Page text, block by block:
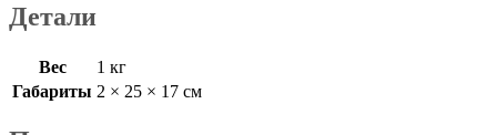
Детали
Вес
1 кг
Габариты 2 × 25 × 17 см